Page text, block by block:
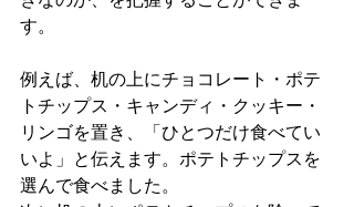
す。
例えば、机の上にチョコレート・ポテ
トチップス・キャンディ・クッキー・
リンゴを置き、「ひとつだけ食べてい
いよ」と伝えます。ポテトチップスを
選んで食べました。